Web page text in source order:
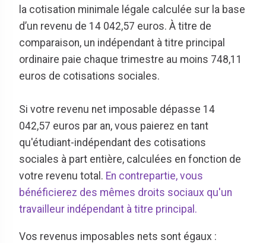
la cotisation minimale légale calculée sur la base
d’un revenu de 14 042,57 euros. À titre de
comparaison, un indépendant à titre principal
ordinaire paie chaque trimestre au moins 748,11
euros de cotisations sociales.
Si votre revenu net imposable dépasse 14
042,57 euros par an, vous paierez en tant
qu'étudiant-indépendant des cotisations
sociales à part entière, calculées en fonction de
votre revenu total. En contrepartie, vous
bénéficierez des mêmes droits sociaux qu'un
travailleur indépendant à titre principal.
Vos revenus imposables nets sont égaux :